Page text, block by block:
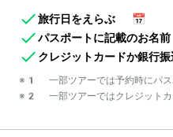
旅行日をえらぶ
📅
パスポートに記載のお名
クレジットカードか銀行
※1 一部ツアーでは予約時にパス
※2 一部ツアーではクレジットカ